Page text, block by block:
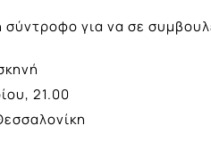
για να σε
21.00